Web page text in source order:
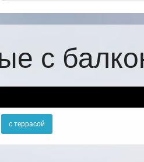
с
с террасой